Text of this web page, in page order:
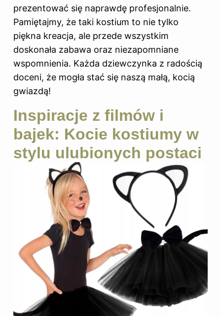
prezentować się naprawdę profesjonalnie.
Pamiętajmy, że taki kostium to nie tylko
piękna kreacja, ale przede wszystkim
doskonała zabawa oraz niezapomniane
wspomnienia. Każda dziewczynka z radością
doceni, że mogła stać się naszą małą, kocią
gwiazdą!
Inspiracje z filmów i
bajek: Kocie kostiumy w
stylu ulubionych postaci